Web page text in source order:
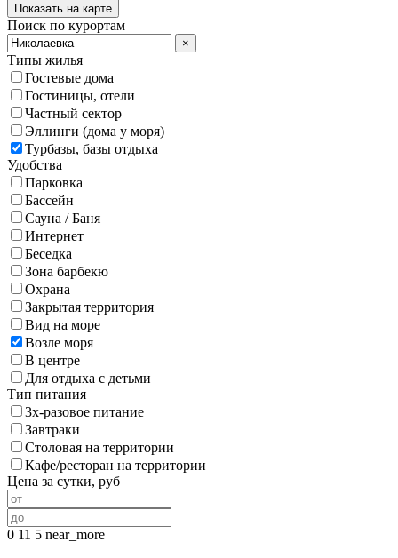
Показать на карте
Поиск по курортам
×
Типы жилья
Гостевые дома
Гостиницы, отели
Частный сектор
Эллинги (дома у моря)
Турбазы, базы отдыха
Удобства
Парковка
Бассейн
Сауна / Баня
Интернет
Беседка
Зона барбекю
Охрана
Закрытая территория
Вид на море
Возле моря
В центре
Для отдыха с детьми
Тип питания
3х-разовое питание
Завтраки
Столовая на территории
Кафе/ресторан на территории
Цена за сутки, руб
0 11 5 near_more